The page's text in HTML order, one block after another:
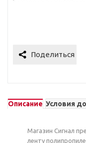
Описание Условия
Магазин Сигнал
ленту